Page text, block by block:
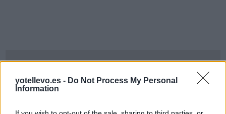
yotellevo.es - Do Not Process My Personal
Information